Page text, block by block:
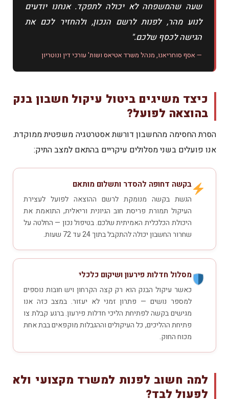
שעה שהמשפחה לא יכולה לתפקד. אנחנו יודעים
לנוע מהר, לפנות לרשם הנכון, ולהחזיר לכם את
הגישה לכסף שלכם."
— אסף סוחריאנו, מנהל משרד אטיאס ושות' עורכי דין ונוטריון
כיצד משיגים ביטול עיקול חשבון בנק
בהוצאה לפועל?
הסרת החסימה מהחשבון דורשת אסטרטגיה משפטית ממוקדת.
אנו פועלים בשני מסלולים עיקריים בהתאם למצב התיק:
בקשה דחופה להסדר ותשלום מותאם
הגשת בקשה מנומקת לרשם ההוצאה לפועל לעצירת
העיקול תמורת פריסת חוב הגיונית וריאלית, התואמת את
היכולת הכלכלית האמיתית שלכם. בטיפול נכון — החלטה על
שחרור החשבון יכולה להתקבל בתוך 24 עד 72 שעות.
מסלול חדלות פירעון ושיקום כלכלי
כאשר עיקול הבנק הוא רק קצה הקרחון ויש חובות נוספים
למספר נושים — פתרון זמני לא יעזור. במצב כזה אנו
מגישים בקשה לפתיחת הליכי חדלות פירעון. ברגע קבלת צו
פתיחת ההליכים, כל העיקולים וההגבלות מוקפאים בבת אחת
מכוח החוק.
למה חשוב לפנות למשרד מקצועי ולא
לפעול לבד?